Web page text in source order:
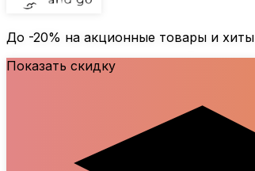
До -20% на акционные товары и хиты
Показать скидку